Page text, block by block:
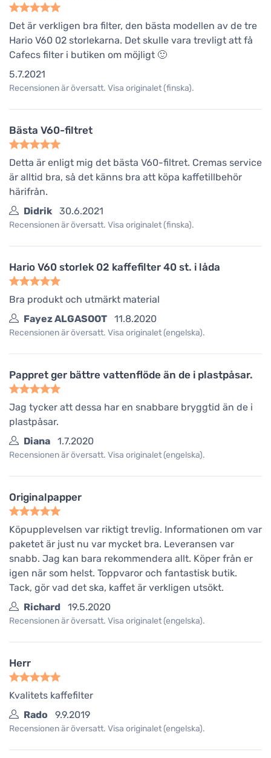
Det är verkligen bra filter, den bästa modellen av de tre
Hario V60 02 storlekarna. Det skulle vara trevligt att få
Cafecs filter i butiken om möjligt 🙂
5.7.2021
Recensionen är översatt. Visa originalet (finska).
Bästa V60-filtret
Detta är enligt mig det bästa V60-filtret. Cremas service
är alltid bra, så det känns bra att köpa kaffetillbehör
härifrån.
Didrik
30.6.2021
Recensionen är översatt. Visa originalet (finska).
Hario V60 storlek 02 kaffefilter 40 st. i låda
Bra produkt och utmärkt material
Fayez ALGASOOT
11.8.2020
Recensionen är översatt. Visa originalet (engelska).
Pappret ger bättre vattenflöde än de i plastpåsar.
Jag tycker att dessa har en snabbare bryggtid än de i
plastpåsar.
Diana
1.7.2020
Recensionen är översatt. Visa originalet (engelska).
Originalpapper
Köpupplevelsen var riktigt trevlig. Informationen om var
paketet är just nu var mycket bra. Leveransen var
snabb. Jag kan bara rekommendera allt. Köper från er
igen när som helst. Toppvaror och fantastisk butik.
Tack, gör vad det ska, kaffet är verkligen utsökt.
Richard
19.5.2020
Recensionen är översatt. Visa originalet (engelska).
Herr
Kvalitets kaffefilter
Rado
9.9.2019
Recensionen är översatt. Visa originalet (engelska).